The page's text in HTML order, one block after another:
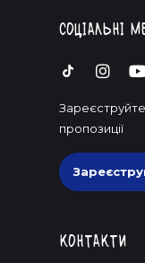
Соціальні
пропозиції
Контакти